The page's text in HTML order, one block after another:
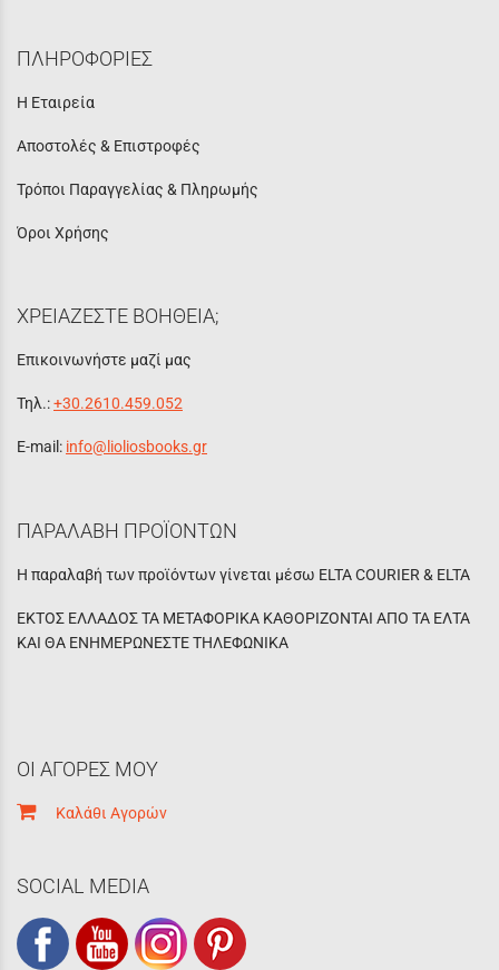
ΠΛΗΡΟΦΟΡΙΕΣ
Η Εταιρεία
Αποστολές & Επιστροφές
Τρόποι Παραγγελίας & Πληρωμής
Όροι Χρήσης
ΧΡΕΙΑΖΕΣΤΕ ΒΟΗΘΕΙΑ;
Επικοινωνήστε μαζί μας
Τηλ.:+30.2610.459.052
E-mail: info@lioliosbooks.gr
ΠΑΡΑΛΑΒΗ ΠΡΟΪΟΝΤΩΝ
Η παραλαβή των προϊόντων γίνεται μέσω ELTA COURIER & ELTA
ΕΚΤΟΣ ΕΛΛΑΔΟΣ ΤΑ ΜΕΤΑΦΟΡΙΚΑ ΚΑΘΟΡΙΖΟΝΤΑΙ ΑΠΟ ΤΑ ΕΛΤΑ
ΚΑΙ ΘΑ ΕΝΗΜΕΡΩΝΕΣΤΕ ΤΗΛΕΦΩΝΙΚΑ
ΟΙ ΑΓΟΡΕΣ ΜΟΥ
Καλάθι Αγορών
SOCIAL MEDIA